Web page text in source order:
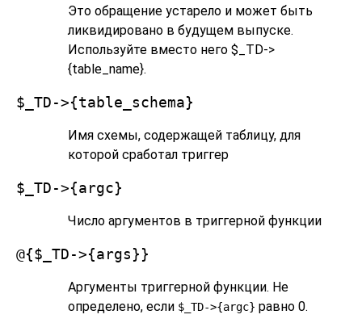
Это обращение устарело и может быть
ликвидировано в будущем выпуске.
Используйте вместо него $_TD->
{table_name}.
$_TD->{table_schema}
Имя схемы, содержащей таблицу, для
которой сработал триггер
$_TD->{argc}
Число аргументов в триггерной функции
@{$_TD->{args}}
Аргументы триггерной функции. Не
определено, если $_TD->{argc} равно 0.